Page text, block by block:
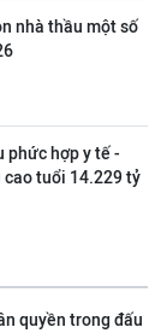
nhà thầu một số
phức hợp y tế -
cao tuổi 14.229 tỷ
quyền trong đấu